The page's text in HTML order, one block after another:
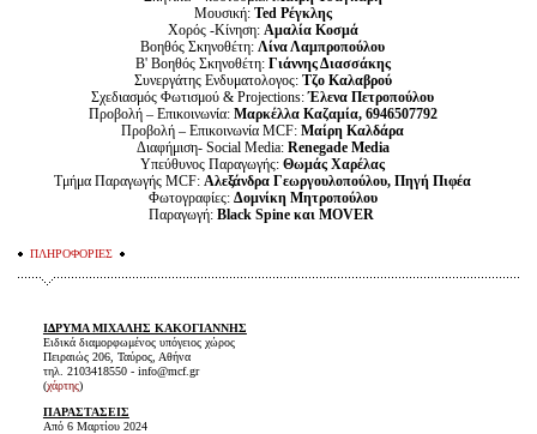
Μουσική: Ted Ρέγκλης
Χορός -Κίνηση: Αμαλία Κοσμά
Βοηθός Σκηνοθέτη: Λίνα Λαμπροπούλου
Β' Βοηθός Σκηνοθέτη: Γιάννης Διασσάκης
Συνεργάτης Ενδυματολογος: Τζο Καλαβρού
Σχεδιασμός Φωτισμού & Projections:Έλενα Πετροπούλου
Προβολή – Επικοινωνία: Μαρκέλλα Καζαμία, 6946507792
Προβολή – Επικοινωνία MCF: Μαίρη Καλδάρα
Διαφήμιση- Social Media: Renegade Media
Υπεύθυνος Παραγωγής: Θωμάς Χαρέλας
Τμήμα Παραγωγής MCF: Αλεξάνδρα Γεωργουλοπούλου, Πηγή Πιφέα
Φωτογραφίες: Δομνίκη Μητροπούλου
Παραγωγή: Black Spine και MOVER
ΠΛΗΡΟΦΟΡΙΕΣ
ΙΔΡΥΜΑ ΜΙΧΑΛΗΣ ΚΑΚΟΓΙΑΝΝΗΣ
Ειδικά διαμορφωμένος υπόγειος χώρος
Πειραιώς 206, Ταύρος, Αθήνα
τηλ. 2103418550 - info@mcf.gr
(χάρτης)
ΠΑΡΑΣΤΑΣΕΙΣ
Από 6 Μαρτίου 2024